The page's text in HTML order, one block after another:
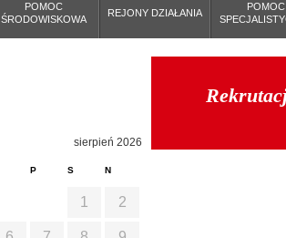
POMOC
ŚRODOWISKOWA
REJONY DZIAŁANIA
POMOC
sierpień 2026
P S N
1 2